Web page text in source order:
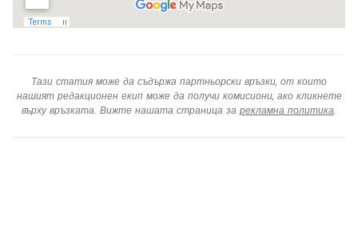
Тази статия може да съдържа партньорски връзки, от които
нашият редакционен екип може да получи комисиони, ако кликнете
върху връзката. Вижте нашата страница за рекламна политика.